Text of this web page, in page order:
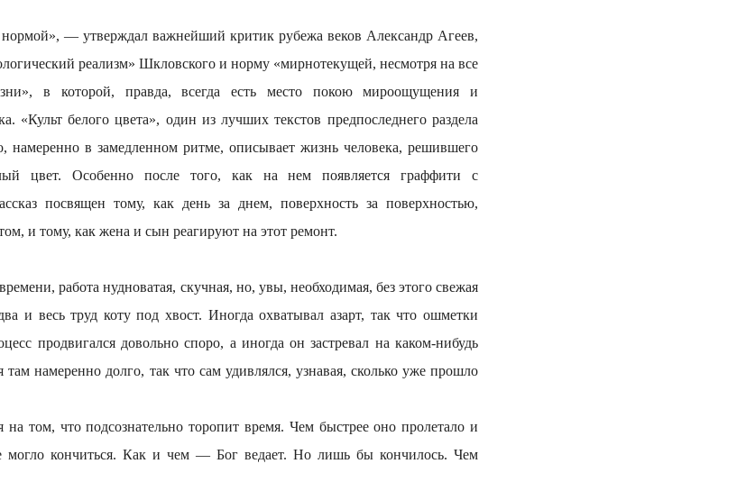
— утверждал важнейший критик рубежа веков Александр Агеев,
реализм» Шкловского и норму «мирнотекущей, несмотря на все
в которой, правда, всегда есть место покою мироощущения и
«Культ белого цвета», один из лучших текстов предпоследнего раздела
намеренно в замедленном ритме, описывает жизнь человека, решившего
цвет. Особенно после того, как на нем появляется граффити с
посвящен тому, как день за днем, поверхность за поверхностью,
и тому, как жена и сын реагируют на этот ремонт.
работа нудноватая, скучная, но, увы, необходимая, без этого свежая
и весь труд коту под хвост. Иногда охватывал азарт, так что ошметки
продвигался довольно споро, а иногда он застревал на каком-нибудь
намеренно долго, так что сам удивлялся, узнавая, сколько уже прошло
что подсознательно торопит время. Чем быстрее оно пролетало и
могло кончиться. Как и чем — Бог ведает. Но лишь бы кончилось. Чем